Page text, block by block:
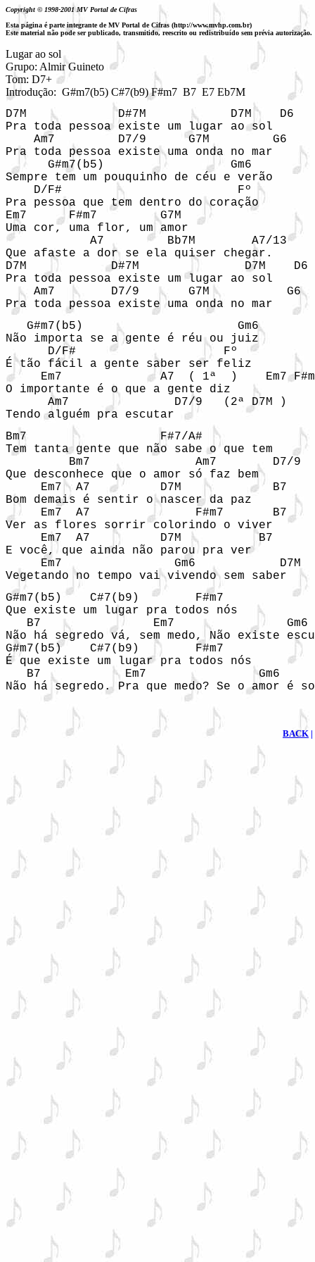
Copyright © 1998-2001 MV Portal de Cifras
Esta página é parte integrante de MV Portal de Cifras (http://www.mvhp.com.br)
Este material não pode ser publicado, transmitido, reescrito ou redistribuído sem prévia autorização.
Lugar ao sol
Grupo: Almir Guineto
Tom: D7+
Introdução
D7M             D#7M            D7M    D6
Pra toda pessoa existe um lugar ao sol
    Am7         D7/9      G7M         G6
Pra toda pessoa existe uma onda no mar
      G#m7(b5)                  Gm6
Sempre tem um pouquinho de céu e verão
    D/F#                         Fº
Pra pessoa que tem dentro do coração
Em7      F#m7         G7M
Uma cor, uma flor, um amor
            A7         Bb7M        A7/13
Que afaste a dor se ela quiser chegar.
D7M            D#7M               D7M    D6
Pra toda pessoa existe um lugar ao sol
    Am7        D7/9       G7M           G6
Pra toda pessoa existe uma onda no mar
   G#m7(b5)                      Gm6
Não importa se a gente é réu ou juiz
      D/F#                     Fº
É tão fácil a gente saber ser feliz
Em7              A7  ( 1ª  )    Em7
O importante é o que a gente diz
      Am7               D7/9   (2ª D7M )
Tendo alguém pra escutar
Bm7                   F#7/A#
Tem tanta gente que não sabe o que tem
         Bm7               Am7        D7/9
Que desconhece que o amor só faz bem
     Em7  A7          D7M             B7
Bom demais é sentir o nascer da paz
     Em7  A7               F#m7       B7
Ver as flores sorrir colorindo o viver
     Em7  A7          D7M           B7
E você, que ainda não parou pra ver
Em7                Gm6            D7M
Vegetando no tempo vai vivendo sem saber
G#m7(b5)    C#7(b9)        F#m7
Que existe um lugar pra todos nós
B7                Em7                Gm6
Não há segredo vá, sem medo, Não existe
G#m7(b5)    C#7(b9)        F#m7
É que existe um lugar pra todos nós
B7            Em7                Gm6
Não há segredo. Pra que medo? Se o amor é
BACK |